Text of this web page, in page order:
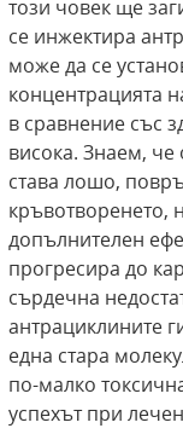
този човек ще
се инжектира
може да се
концентрацията
в сравнение със
висока. Знаем, че
става лошо,
кръвотворенето,
допълнителен
прогресира до
сърдечна
антрациклините
една стара
по-малко
успехът при